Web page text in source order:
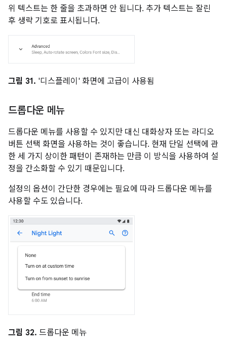
위 텍스트는 한 줄을 초과하면 안 됩니다. 추가 텍스트는 잘린
후 생략 기호로 표시됩니다.
그림 31. '디스플레이' 화면에 고급이 사용됨
드롭다운 메뉴
드롭다운 메뉴를 사용할 수 있지만 대신 대화상자 또는 라디오
버튼 선택 화면을 사용하는 것이 좋습니다. 현재 단일 선택에 관
한 세 가지 상이한 패턴이 존재하는 만큼 이 방식을 사용하여 설
정을 간소화할 수 있기 때문입니다.
설정의 옵션이 간단한 경우에는 필요에 따라 드롭다운 메뉴를
사용할 수도 있습니다.
그림 32. 드롭다운 메뉴